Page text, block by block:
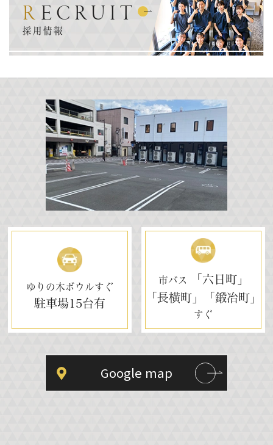
RECRUIT
採用情報
Google map
ゆりの木ボウルすぐ
駐車場15台有
市バス
「六日町」
「長横町」「鍛冶町」
すぐ